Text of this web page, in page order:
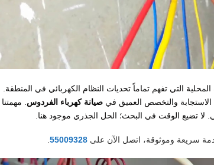
التي تفهم تماماً تحديات النظام الكهربائي في
والتخصص العميق في صيانة كهرباء الفردوس .
لا تضيع الوقت في البحث؛ الحل الجذري موجود هنا.
سريعة وموثوقة، اتصل الآن على 55009328
.